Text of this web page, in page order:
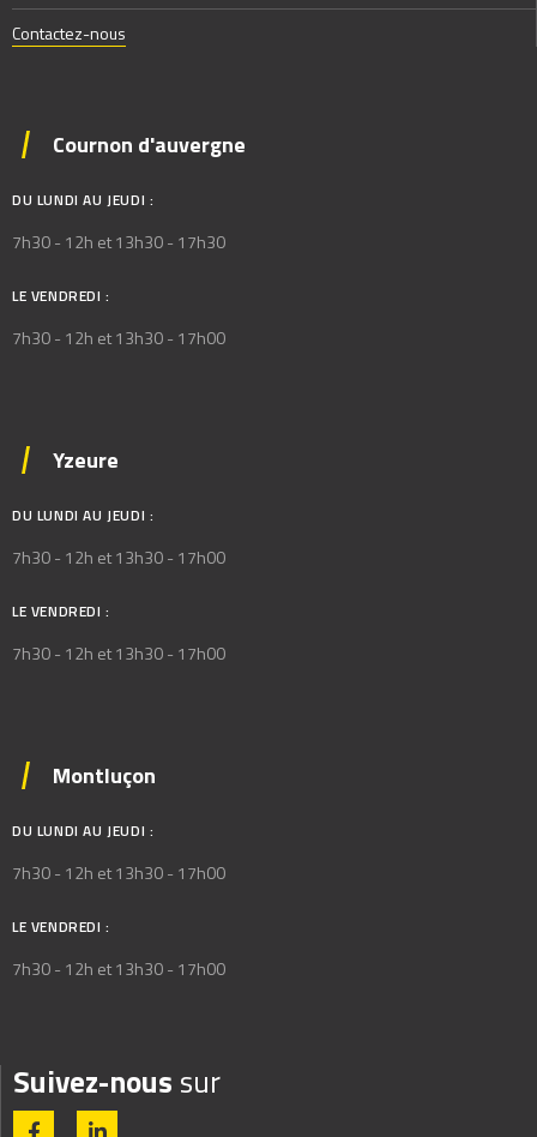
Contactez-nous
Cournon d'auvergne
DU LUNDI AU JEUDI :
7h30 - 12h et 13h30 - 17h30
LE VENDREDI :
7h30 - 12h et 13h30 - 17h00
Yzeure
DU LUNDI AU JEUDI :
7h30 - 12h et 13h30 - 17h00
LE VENDREDI :
7h30 - 12h et 13h30 - 17h00
Montluçon
DU LUNDI AU JEUDI :
7h30 - 12h et 13h30 - 17h00
LE VENDREDI :
7h30 - 12h et 13h30 - 17h00
Suivez-nous sur